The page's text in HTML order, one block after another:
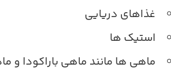
غذاهای دریایی
استیک ها
ماهی ها مانند ماهی باراکودا و